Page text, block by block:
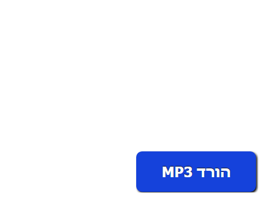
תלמוד עשר הספירות בעיון
תלמוד עשר הספירות חלק א